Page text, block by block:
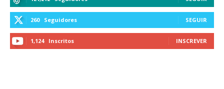
260 Seguidores SEGUIR
1,124 Inscritos INSCREVER